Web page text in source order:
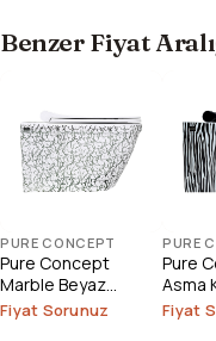
Benzer Fiyat
PURE CONCEPT
Pure Concept
Marble Beyaz
Gümüş Kanalsız
Asma Klozet
Fiyat Sorunuz
PURE
Pure
Asma
Fiyat